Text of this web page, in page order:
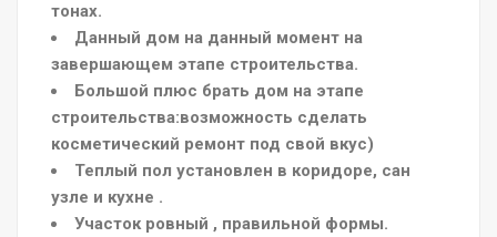
тонах.
Данный дом на данный момент на
завершающем этапе строительства.
Большой плюс брать дом на этапе
строительства:возможность сделать
косметический ремонт под свой вкус)
Теплый пол установлен в коридоре, сан
узле и кухне .
Участок ровный , правильной формы.